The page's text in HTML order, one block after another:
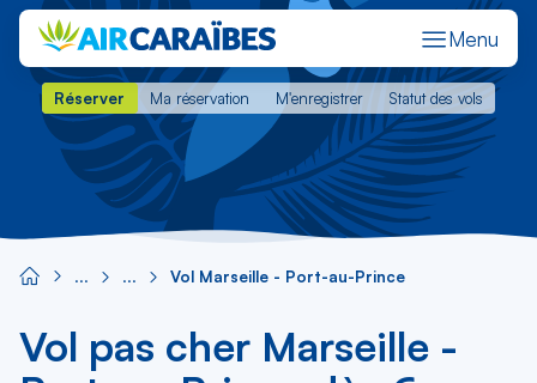
Menu
Réserver Ma réservation M'enregistrer Statut des vols
Réserver Ma réservation M'enregistrer Statut des vols
Vol Marseille - Port-au-Prince
Vol pas cher Marseille -